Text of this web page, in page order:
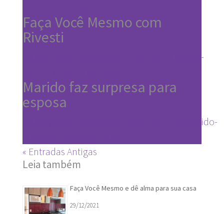
Faça Você Mesmo com
Rivesti
https://rivesti.com.br/ps_slider_videos/faca-
Marido faz surpresa para
esposa
https://rivesti.com.br/ps_slider_videos/marido-
« Entradas Antigas
Leia também
Faça Você Mesmo e dê alma para sua casa
29/12/2021